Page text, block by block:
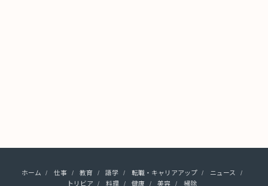
ホーム 仕事 教育 語学 転職・キャリアアップ
ニュース
トリビア
料理 健康 美容 掃除